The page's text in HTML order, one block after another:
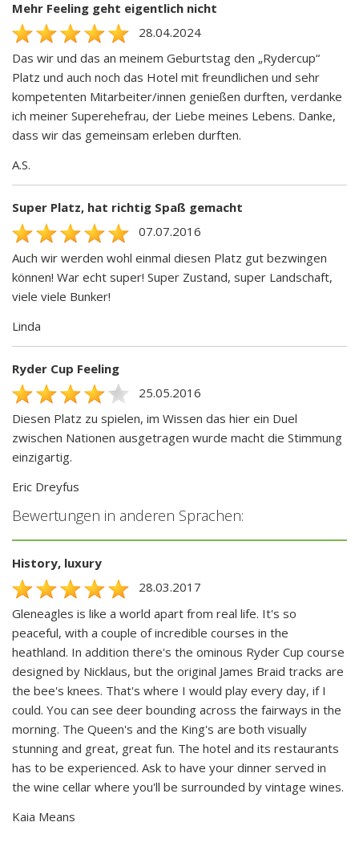
Mehr Feeling geht eigentlich nicht
28.04.2024
Das wir und das an meinem Geburtstag den „Rydercup“
Platz und auch noch das Hotel mit freundlichen und sehr
kompetenten Mitarbeiter/innen genießen durften, verdanke
ich meiner Superehefrau, der Liebe meines Lebens. Danke,
dass wir das gemeinsam erleben durften.
A.S.
Super Platz, hat richtig Spaß gemacht
07.07.2016
Auch wir werden wohl einmal diesen Platz gut bezwingen
können! War echt super! Super Zustand, super Landschaft,
viele viele Bunker!
Linda
Ryder Cup Feeling
25.05.2016
Diesen Platz zu spielen, im Wissen das hier ein Duel
zwischen Nationen ausgetragen wurde macht die Stimmung
einzigartig.
Eric Dreyfus
Bewertungen in anderen Sprachen:
History, luxury
28.03.2017
Gleneagles is like a world apart from real life. It's so
peaceful, with a couple of incredible courses in the
heathland. In addition there's the ominous Ryder Cup course
designed by Nicklaus, but the original James Braid tracks are
the bee's knees. That's where I would play every day, if I
could. You can see deer bounding across the fairways in the
morning. The Queen's and the King's are both visually
stunning and great, great fun. The hotel and its restaurants
has to be experienced. Ask to have your dinner served in
the wine cellar where you'll be surrounded by vintage wines.
Kaia Means